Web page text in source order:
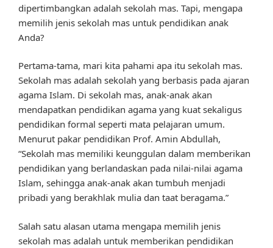
dipertimbangkan adalah sekolah mas. Tapi, mengapa
memilih jenis sekolah mas untuk pendidikan anak
Anda?
Pertama-tama, mari kita pahami apa itu sekolah mas.
Sekolah mas adalah sekolah yang berbasis pada ajaran
agama Islam. Di sekolah mas, anak-anak akan
mendapatkan pendidikan agama yang kuat sekaligus
pendidikan formal seperti mata pelajaran umum.
Menurut pakar pendidikan Prof. Amin Abdullah,
“Sekolah mas memiliki keunggulan dalam memberikan
pendidikan yang berlandaskan pada nilai-nilai agama
Islam, sehingga anak-anak akan tumbuh menjadi
pribadi yang berakhlak mulia dan taat beragama.”
Salah satu alasan utama mengapa memilih jenis
sekolah mas adalah untuk memberikan pendidikan